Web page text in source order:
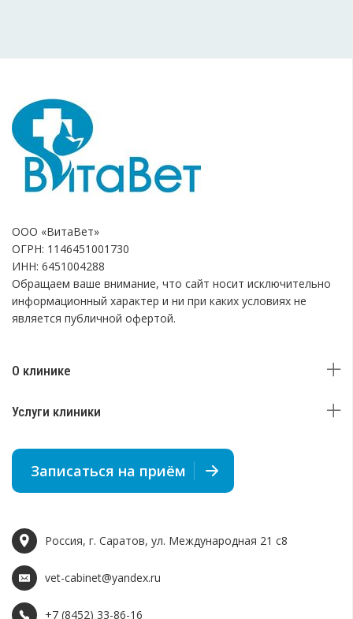
ООО «ВитаВет»
ОГРН: 1146451001730
ИНН: 6451004288
Обращаем ваше внимание, что сайт носит исключительно
информационный характер и ни при каких условиях не
является публичной офертой.
О клинике
Услуги клиники
Записаться на приём
Россия, г. Саратов, ул. Международная 21 c8
vet-cabinet@yandex.ru
+7 (8452) 33-86-16